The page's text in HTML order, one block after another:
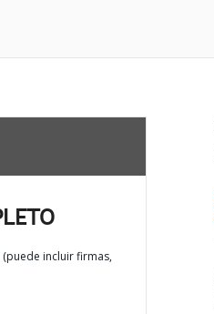
incluir firmas,